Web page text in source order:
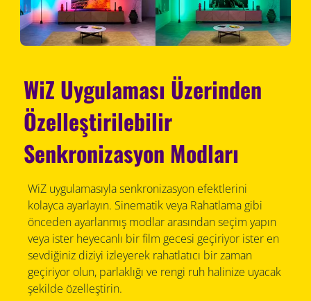
WiZ Uygulaması Üzerinden
Özelleştirilebilir
Senkronizasyon Modları
WiZ uygulamasıyla senkronizasyon efektlerini
kolayca ayarlayın. Sinematik veya Rahatlama gibi
önceden ayarlanmış modlar arasından seçim yapın
veya ister heyecanlı bir film gecesi geçiriyor ister en
sevdiğiniz diziyi izleyerek rahatlatıcı bir zaman
geçiriyor olun, parlaklığı ve rengi ruh halinize uyacak
şekilde özelleştirin.